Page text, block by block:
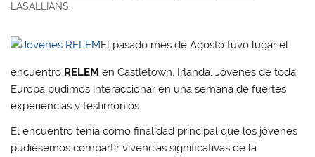
LASALLIANS
El pasado mes de Agosto tuvo lugar el
encuentro RELEM en Castletown, Irlanda. Jóvenes de toda
Europa pudimos interaccionar en una semana de fuertes
experiencias y testimonios.
El encuentro tenía como finalidad principal que los jóvenes
pudiésemos compartir vivencias significativas de la